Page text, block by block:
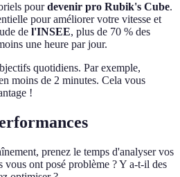
pourdevenir pro Rubik's Cube.
pour améliorer votre vitesse et
de l'INSEE, plus de 70 % des
une heure par jour.
quotidiens. Par exemple,
moins de 2 minutes. Cela vous
!
prenez le temps d'analyser vos
vous ont posé problème ? Y a-t-il des